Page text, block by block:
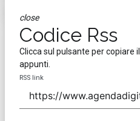
close
Codice Rss
Clicca sul pulsante per copiare
appunti.
RSS link